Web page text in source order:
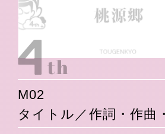
M02
タイトル／作詞・作曲